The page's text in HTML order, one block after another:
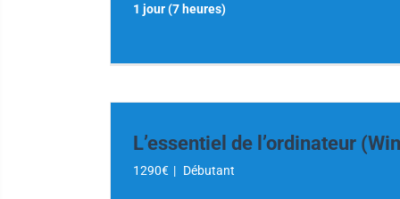
1 jour (7 heures)
L’essentiel de l’ordinateur
1290€ | Débutant